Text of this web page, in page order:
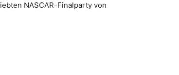
NASCAR-Finalparty von